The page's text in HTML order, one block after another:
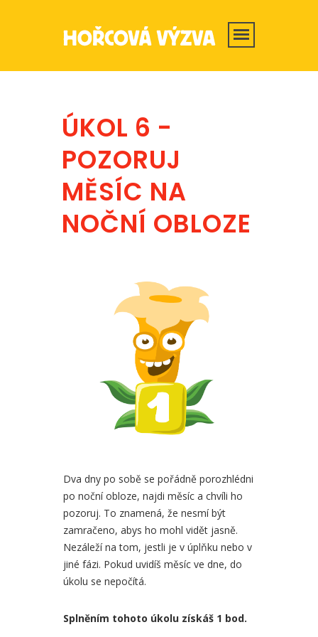
ÚKOL 6 -
POZORUJ
MĚSÍC NA
NOČNÍ OBLOZE
Dva dny po sobě se pořádně porozhlédni
po noční obloze, najdi měsíc a chvíli ho
pozoruj. To znamená, že nesmí být
zamračeno, abys ho mohl vidět jasně.
Nezáleží na tom, jestli je v úplňku nebo v
jiné fázi. Pokud uvidíš měsíc ve dne, do
úkolu se nepočítá.
Splněním tohoto úkolu získáš 1 bod.